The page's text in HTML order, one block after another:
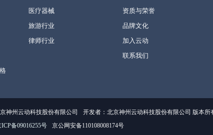
医疗器械
旅游行业
律师行业
资质与荣誉
品牌文化
加入云动
联系我们
神州云动科技股份有限公司
开发者：北京神州云动科技股份有限公司 版本所
ICP备09016255号
京公网安备110108008174号